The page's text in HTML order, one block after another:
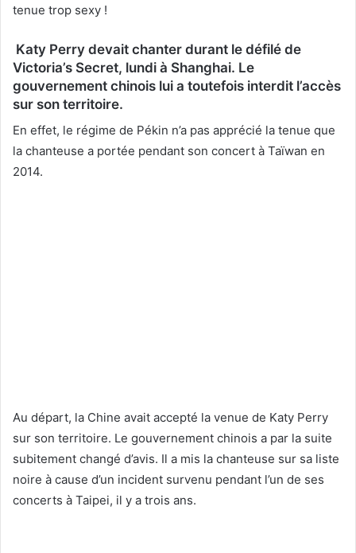
tenue trop sexy !
Katy Perry devait chanter durant le défilé de
Victoria’s Secret, lundi à Shanghai. Le
gouvernement chinois lui a toutefois interdit l’accès
sur son territoire.
En effet, le régime de Pékin n’a pas apprécié la tenue que
la chanteuse a portée pendant son concert à Taïwan en
2014.
Au départ, la Chine avait accepté la venue de Katy Perry
sur son territoire. Le gouvernement chinois a par la suite
subitement changé d’avis. Il a mis la chanteuse sur sa liste
noire à cause d’un incident survenu pendant l’un de ses
concerts à Taipei, il y a trois ans.